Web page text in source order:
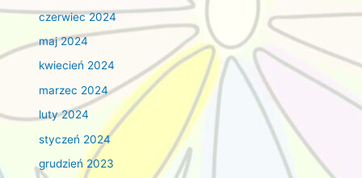
czerwiec 2024
maj 2024
kwiecień 2024
marzec 2024
luty 2024
styczeń 2024
grudzień 2023